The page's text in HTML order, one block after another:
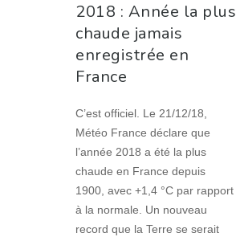
2018 : Année la plus
chaude jamais
enregistrée en
France
C’est officiel. Le 21/12/18,
Météo France déclare que
l’année 2018 a été la plus
chaude en France depuis
1900, avec +1,4 °C par rapport
à la normale. Un nouveau
record que la Terre se serait